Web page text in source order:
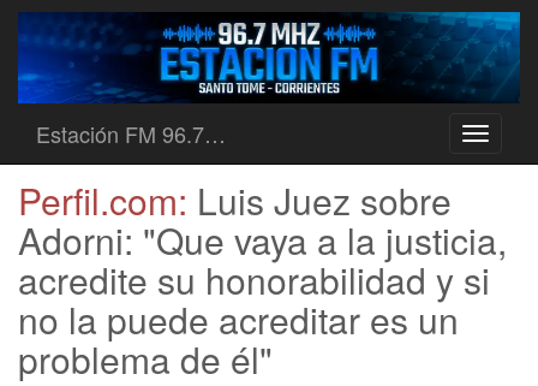
Toggle
Estación FM 96.7…
Perfil.com: Luis Juez sobre
Adorni: "Que vaya a la justicia,
acredite su honorabilidad y si
no la puede acreditar es un
problema de él"